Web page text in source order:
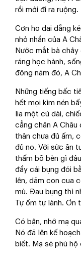
rồi mới đi ra ruộng.
Cơn ho dai dẳng
nhỏ nhắn của A
Nước mắt bà chảy
ráng học hành,
đông năm đó, A
Những tiếng bấc
hết mọi kìm nén
lia một cú dài,
cẳng chân A Châu
thân chưa đủ ấm,
đủ no. Với sức ăn
thấm bõ bèn gì
đầy cái bụng đói
lên, dăm con cua
mù. Đau bụng thì
Tự ốm tự lành. Ơn
Có bận, nhớ mạ
Nó đã lên kế
biết. Mạ sẽ phù hộ